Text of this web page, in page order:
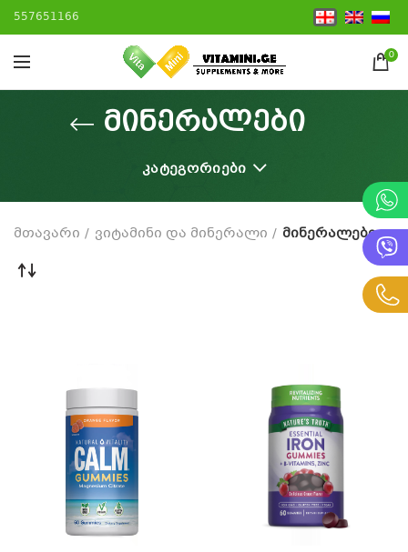
557651166
0
მინერალები
ᲙᲐᲢᲔᲒᲝᲠᲘᲔᲑᲘ
მთავარი ვიტამინი და მინერალი მინერალები